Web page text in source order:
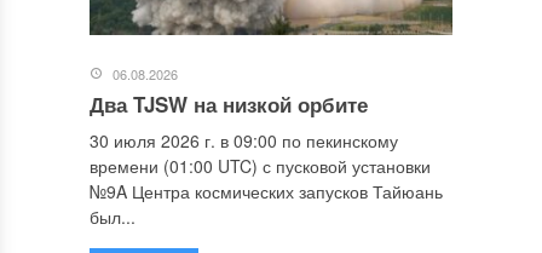
06.08.2026
Два TJSW на низкой орбите
30 июля 2026 г. в 09:00 по пекинскому
времени (01:00 UTC) с пусковой установки
№9A Центра космических запусков Тайюань
был...